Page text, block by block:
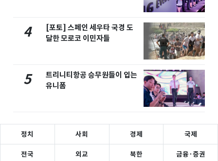
4
[포토] 스페인 세우타 국경 도
달한 모로코 이민자들
5
트리니티항공 승무원들이 입는
유니폼
정치 사회 경제 국제
전국 외교 북한 금융·증권